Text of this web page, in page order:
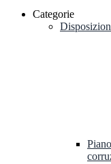
Categorie